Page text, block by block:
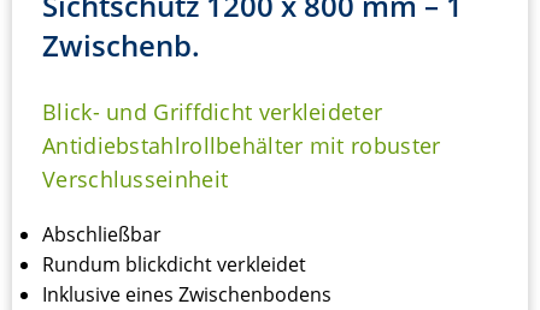
Zwischenb.
Blick- und Griffdicht verkleideter
Antidiebstahlrollbehälter mit robuster
Verschlusseinheit
Abschließbar
Rundum blickdicht verkleidet
Inklusive eines Zwischenbodens